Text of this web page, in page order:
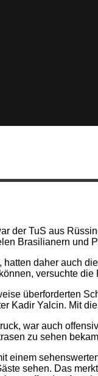
der TuS aus
Brasilianern und
hatten daher auch
versuchte
überforderten
Kadir Yalcin. Mit
war auch
zu sehen
einem
sehen. Das